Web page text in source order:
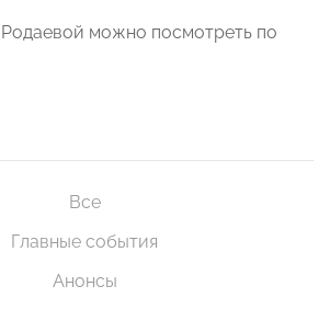
можно посмотреть по
Все
Главные события
Анонсы